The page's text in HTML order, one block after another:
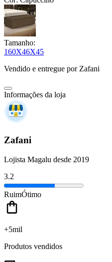
Tamanho:
160X46X45
Vendido e entregue por Zafani
Informações da loja
Zafani
Lojista Magalu desde 2019
3.2
RuimÓtimo
+5mil
Produtos vendidos